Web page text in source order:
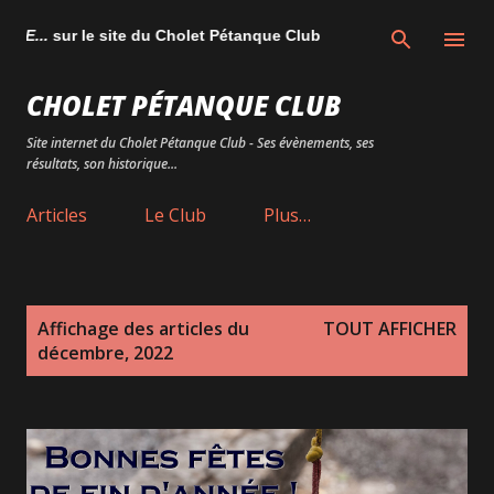
Accéder au contenu principal
le site du Cholet Pétanque Club
CHOLET PÉTANQUE CLUB
Site internet du Cholet Pétanque Club - Ses évènements, ses
résultats, son historique...
Articles Le Club Plus…
Affichage des articles du
décembre, 2022
TOUT AFFICHER